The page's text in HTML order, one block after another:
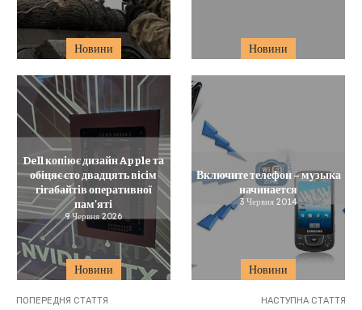
Новини Новини
Новини
Dell копіює дизайн Apple та
обіцяє сто двадцять вісім
гігабайтів оперативної
пам’яті
9 Червня 2026
Новини
Включите телефон – музыка
начинается
3 Червня 2014
ПОПЕРЕДНЯ СТАТТЯ НАСТУПНА СТАТТЯ